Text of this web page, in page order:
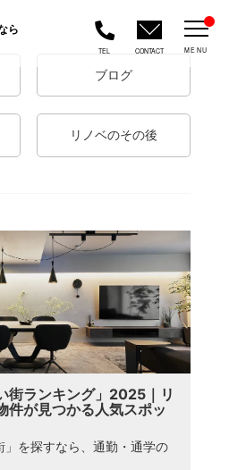
ら
TEL CONTACT MENU
ブログ
リノベのその後
街ランキング」2025｜リ
件が見つかる人気スポッ
を探すなら、通勤・通学の